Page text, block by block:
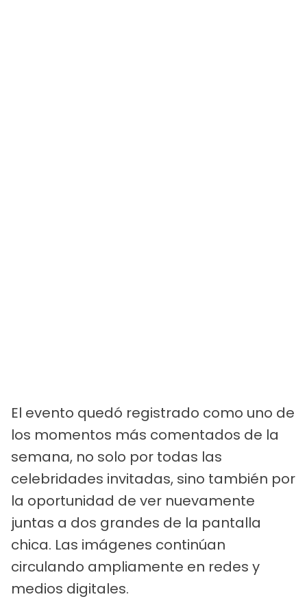
El evento quedó registrado como uno de
los momentos más comentados de la
semana, no solo por todas las
celebridades invitadas, sino también por
la oportunidad de ver nuevamente
juntas a dos grandes de la pantalla
chica. Las imágenes continúan
circulando ampliamente en redes y
medios digitales.